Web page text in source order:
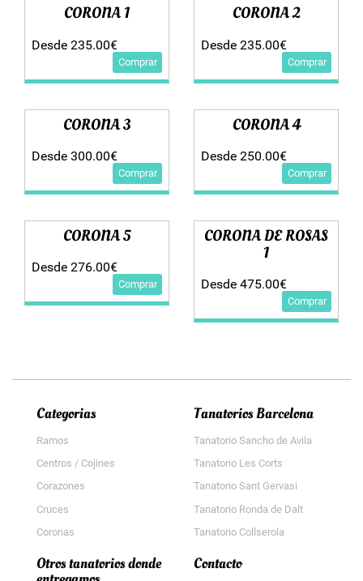
CORONA 1
Desde 235.00€
Comprar
CORONA 2
Desde 235.00€
Comprar
CORONA 3
Desde 300.00€
Comprar
CORONA 4
Desde 250.00€
Comprar
CORONA 5
Desde 276.00€
Comprar
CORONA DE ROSAS
1
Desde 475.00€
Comprar
Categorias
Ramos
Centros / Cojines
Corazones
Cruces
Coronas
Tanatorios Barcelona
Tanatorio Sancho de Avila
Tanatorio Les Corts
Tanatorio Sant Gervasi
Tanatorio Ronda de Dalt
Tanatorio Collserola
Otros tanatorios donde Contacto